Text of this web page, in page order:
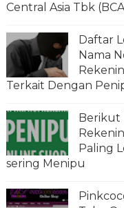
Central Asia Tbk
Daftar
Nama
Terkait Dengan
Berikut
Paling
sering Menipu